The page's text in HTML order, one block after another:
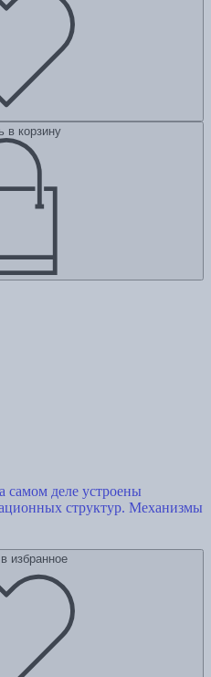
в корзину
самом деле устроены
структур. Механизмы
избранное